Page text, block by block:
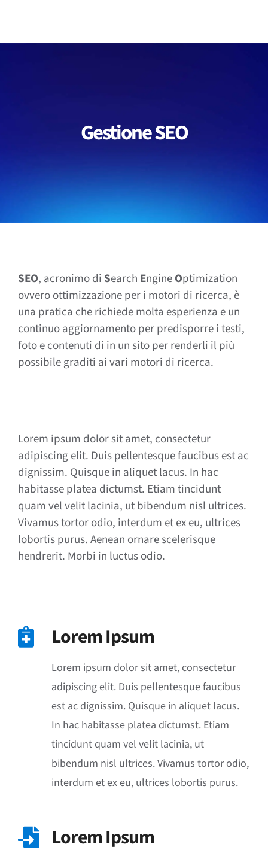
contenuto
Gestione SEO
SEO, acronimo di Search EngineOptimization
ovvero ottimizzazione per i motori di ricerca, è
una pratica che richiede molta esperienza e un
continuo aggiornamento per predisporre i testi,
foto e contenuti di in un sito per renderli il più
possibile graditi ai vari motori di ricerca.
Lorem ipsum dolor sit amet, consectetur
adipiscing elit. Duis pellentesque faucibus est ac
dignissim. Quisque in aliquet lacus. In hac
habitasse platea dictumst. Etiam tincidunt
quam vel velit lacinia, ut bibendum nisl ultrices.
Vivamus tortor odio, interdum et ex eu, ultrices
lobortis purus. Aenean ornare scelerisque
hendrerit. Morbi in luctus odio.
Lorem Ipsum
Lorem ipsum dolor sit amet, consectetur
adipiscing elit. Duis pellentesque faucibus
est ac dignissim. Quisque in aliquet lacus.
In hac habitasse platea dictumst. Etiam
tincidunt quam vel velit lacinia, ut
bibendum nisl ultrices. Vivamus tortor odio,
interdum et ex eu, ultrices lobortis purus.
Lorem Ipsum